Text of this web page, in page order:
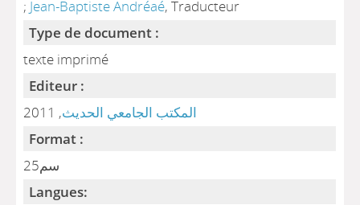
; Jean-Baptiste Andréaé, Traducteur
Type de document :
texte imprimé
Editeur :
المكتب الجامعي الحديث, 2011
Format :
25سم
Langues: